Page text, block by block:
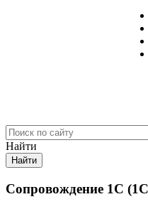
Найти
Сопровождение 1С